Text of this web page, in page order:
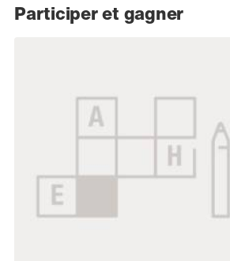
Participer et gagner